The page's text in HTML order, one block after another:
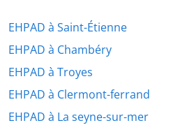
EHPAD à Saint-Étienne
EHPAD à Chambéry
EHPAD à Troyes
EHPAD à Clermont-ferrand
EHPAD à La seyne-sur-mer